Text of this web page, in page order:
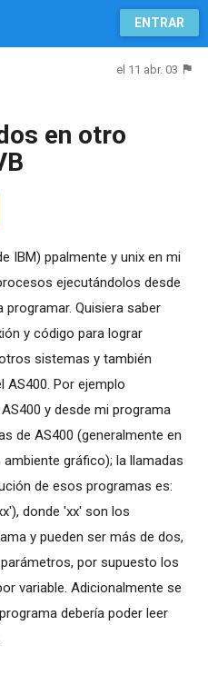
ENTRAR
el 11 abr. 03
en otro
IBM) ppalmente y unix en mi
ejecutándolos desde
Quisiera saber
y código para lograr
sistemas y también
AS400. Por ejemplo
y desde mi programa
de AS400 (generalmente en
ambiente gráfico); la llamadas
de esos programas es:
donde 'xx' son los
y pueden ser más de dos,
por supuesto los
variable. Adicionalmente se
debería poder leer